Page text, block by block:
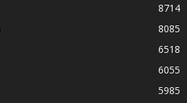
8714
8085
6518
6055
5985